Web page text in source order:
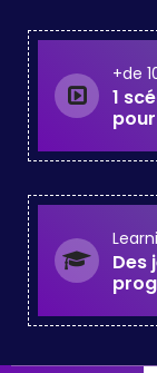
+de
1
Des